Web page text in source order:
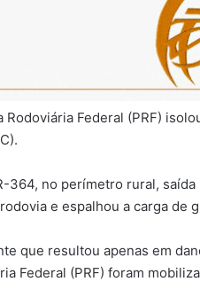
Rodoviária Federal (PRF)
364, no perímetro rural,
e espalhou a carga de
que resultou apenas em
Federal (PRF) foram